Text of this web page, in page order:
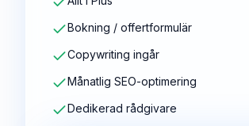
Bokning / offertformulär
Copywriting ingår
Månatlig SEO-optimering
Dedikerad rådgivare